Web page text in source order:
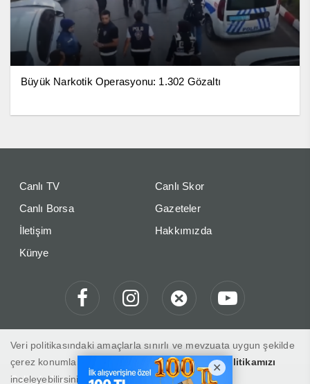
Büyük Narkotik Operasyonu: 1.302 Gözaltı
Canlı TV
Canlı Skor
Canlı Borsa
Gazeteler
İletişim
Hakkımızda
Künye
Gelibolu Gaste "Haberin Doğru Adresi"
Veri politikasındaki amaçlarla sınırlı ve mevzuata uygun şekilde
çerez konumlandırmaktayız. Detaylar için
veri politikamızı
inceleyebilirsiniz.